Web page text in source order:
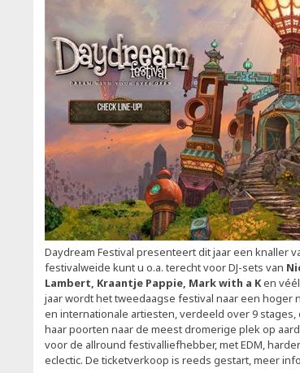
Daydream Festival presenteert dit jaar een knaller
festivalweide kunt u o.a. terecht voor DJ-sets van
Lambert, Kraantje Pappie, Mark with a Ken
jaar wordt het tweedaagse festival naar een hoger
en internationale artiesten, verdeeld over 9 stages,
haar poorten naar de meest dromerige plek op
voor de allround festivalliefhebber, met EDM,
eclectic. De ticketverkoop is reeds gestart, meer